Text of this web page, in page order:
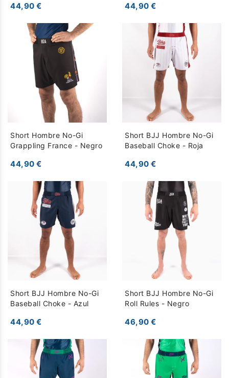
44,90 € 44,90 €
Short Hombre No-Gi
Grappling France - Negro
44,90 €
Short BJJ Hombre No-Gi
Baseball Choke - Roja
44,90 €
Short BJJ Hombre No-Gi
Baseball Choke - Azul
44,90 €
Short BJJ Hombre No-Gi
Roll Rules - Negro
46,90 €